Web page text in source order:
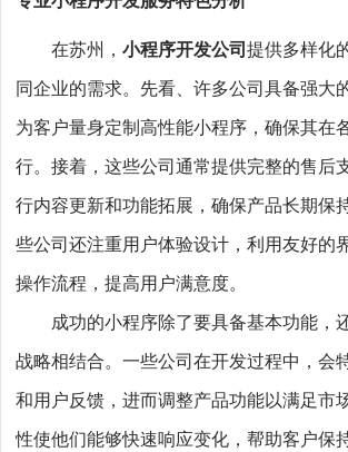
在苏州，小程序开发公司提供多样化
同企业的需求。先看、许多公司具备强大
为客户量身定制高性能小程序，确保其在
行。接着，这些公司通常提供完整的售后
行内容更新和功能拓展，确保产品长期保
些公司还注重用户体验设计，利用友好的
操作流程，提高用户满意度。
成功的小程序除了要具备基本功能，
战略相结合。一些公司在开发过程中，会
和用户反馈，进而调整产品功能以满足市
性使他们能够快速响应变化，帮助客户保